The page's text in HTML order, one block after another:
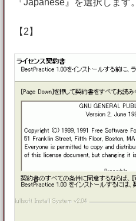
『Japanese』を選択します。
【2】